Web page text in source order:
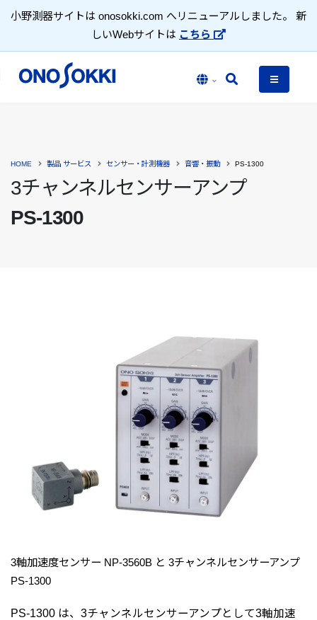
小野測器サイトは onosokki.com へリニューアルしました。 新
しいWebサイトは こちら
3チャンネルセンサーアンプ
PS-1300
HOME 製品 サービス センサー・計測機器 音響・振動 PS-1300
3軸加速度センサー NP-3560B と 3チャンネルセンサーアンプ
PS-1300
PS-1300 は、3チャンネルセンサーアンプとして3軸加速